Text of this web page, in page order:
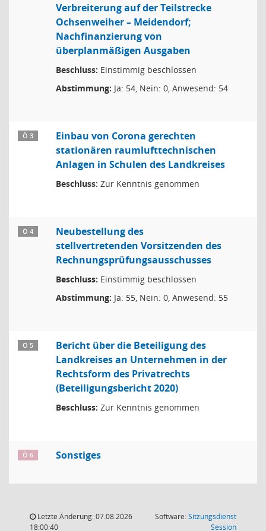
Verbreiterung auf der Teilstrecke
Ochsenweiher – Meidendorf;
Nachfinanzierung von
überplanmäßigen Ausgaben
Beschluss: Einstimmig beschlossen
Abstimmung: Ja: 54, Nein: 0, Anwesend: 54
Ö 3
Einbau von Corona gerechten
stationären raumlufttechnischen
Anlagen in Schulen des Landkreises
Beschluss: Zur Kenntnis genommen
Ö 4
Neubestellung des
stellvertretenden Vorsitzenden des
Rechnungsprüfungsausschusses
Beschluss: Einstimmig beschlossen
Abstimmung: Ja: 55, Nein: 0, Anwesend: 55
Ö 5
Bericht über die Beteiligung des
Landkreises an Unternehmen in der
Rechtsform des Privatrechts
(Beteiligungsbericht 2020)
Beschluss: Zur Kenntnis genommen
Ö 6 Sonstiges
Letzte Änderung: 07.08.2026
18:00:40
Software:Sitzungsdienst
Session(Wird in